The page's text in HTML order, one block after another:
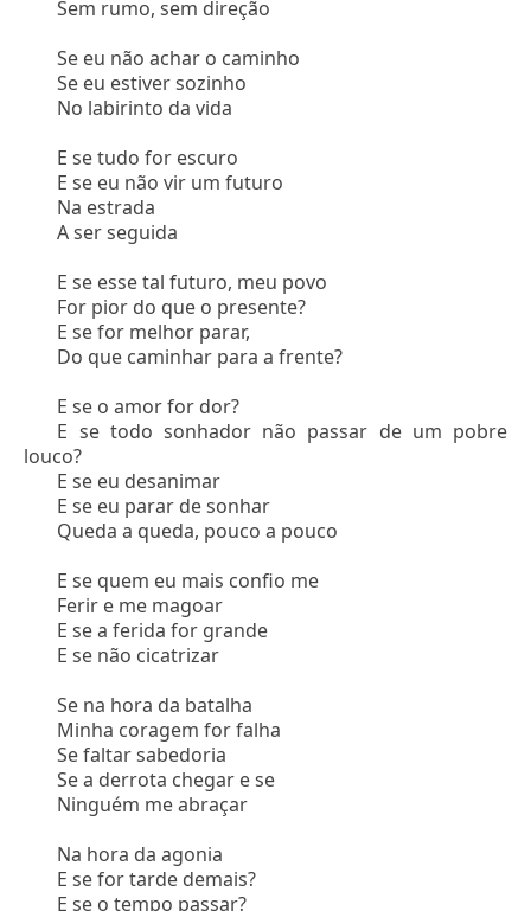
Sem rumo, sem direção
Se eu não achar o caminho
Se eu estiver sozinho
No labirinto da vida
E se tudo for escuro
E se eu não vir um futuro
Na estrada
A ser seguida
E se esse tal futuro, meu povo
For pior do que o presente?
E se for melhor parar,
Do que caminhar para a frente?
E se o amor for dor?
E se todo sonhador não passar de um pobre
louco?
E se eu desanimar
E se eu parar de sonhar
Queda a queda, pouco a pouco
E se quem eu mais confio me
Ferir e me magoar
E se a ferida for grande
E se não cicatrizar
Se na hora da batalha
Minha coragem for falha
Se faltar sabedoria
Se a derrota chegar e se
Ninguém me abraçar
Na hora da agonia
E se for tarde demais?
E se o tempo passar?